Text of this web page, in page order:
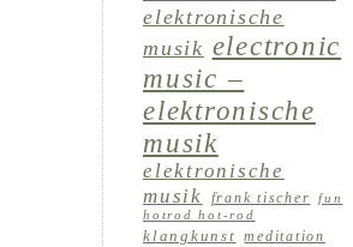
elektronische
musik electronic
music –
elektronische
musik
elektronische
musik
frank tischer fun
hotrod hot-rod
klangkunst meditation